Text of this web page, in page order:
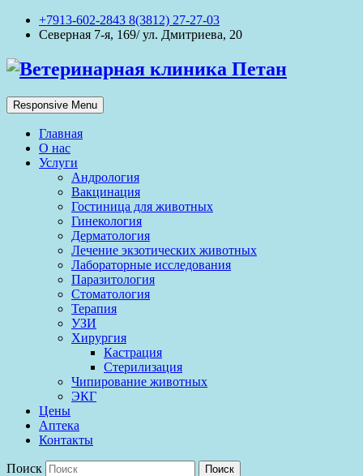
+7913-602-2843 8(3812) 27-27-03
Северная 7-я, 169/ ул. Дмитриева, 20
Responsive Menu
Главная
О нас
Услуги
Андрология
Вакцинация
Гостиница для животных
Гинекология
Дерматология
Лечение экзотических животных
Лабораторные исследования
Паразитология
Стоматология
Терапия
УЗИ
Хирургия
Кастрация
Стерилизация
Чипирование животных
ЭКГ
Цены
Аптека
Контакты
Поиск